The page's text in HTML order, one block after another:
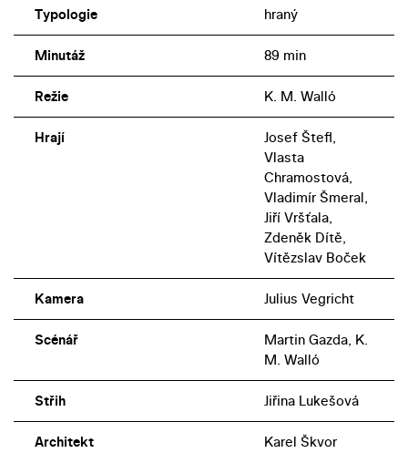
Typologie hraný
Minutáž 89 min
Režie K. M. Walló
Hrají
Josef Štefl,
Vlasta
Chramostová,
Vladimír Šmeral,
Jiří Vršťala,
Zdeněk Dítě,
Vítězslav Boček
Kamera Julius Vegricht
Scénář
Martin Gazda, K.
M. Walló
Střih Jiřina Lukešová
Architekt Karel Škvor